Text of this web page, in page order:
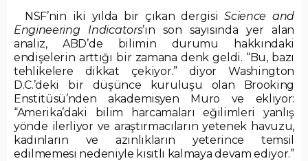
NSF’nin iki yılda bir çıkan dergisiScience and
Engineering Indicators’ın son sayısında yer alan
analiz, ABD’de bilimin durumu hakkındaki
endişelerin arttığı bir zamana denk geldi. “Bu, bazı
tehlikelere dikkat çekiyor.” diyor Washington
D.C.’deki bir düşünce kuruluşu olan Brooking
Enstitüsü’nden akademisyen Muro ve ekliyor:
“Amerika’daki bilim harcamaları eğilimleri yanlış
yönde ilerliyor ve araştırmacıların yetenek havuzu,
kadınların ve azınlıkların yeterince temsil
edilmemesi nedeniyle kısıtlı kalmaya devam ediyor.”